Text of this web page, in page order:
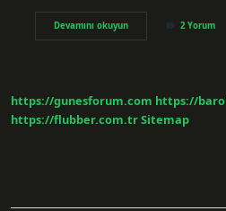
Devamını okuyunCin
Ne
2 Yorum
https://gunesforum.com https://
https://flubber.com.trSitemap